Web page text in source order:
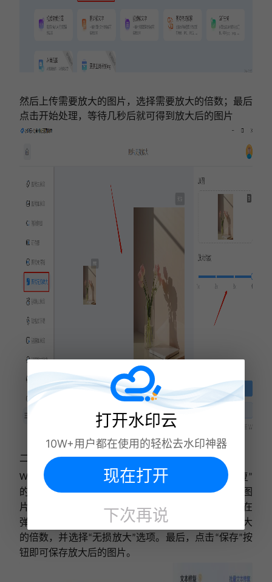
然后上传需要放大的图片，选择需要放大的倍数； 最后
点击开始处理，等待几秒后就可得到放大后的图片
二、
WPS
WPS
图片这款图片处理工具提供了一项名为 高清修复”
的功能，可以实现图片的无损放大。首先，打开
图
片并导入图片。然后，选择右上角的
功能，并在
弹出的界面中选择
高清修复 。接着，调整你需要放大
的倍数，并选择“无损放大”选项。最后，点击“保存”按
钮即可保存放大后的图片。
打开水印云
10W+用户都在使用的轻松去水印神器
现在打开
下次再说